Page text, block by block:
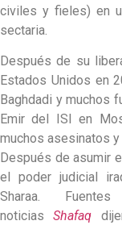
civiles y fieles) en
sectaria.
Después de su
Estados Unidos en
Baghdadi y muchos
Emir del ISI en
muchos asesinatos
Después de asumir
el poder judicial
Sharaa.
noticiasShafaq